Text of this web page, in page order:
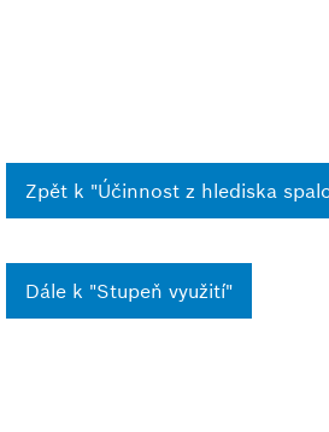
Zpět k "Účinnost z hlediska
Dále k "Stupeň využití"